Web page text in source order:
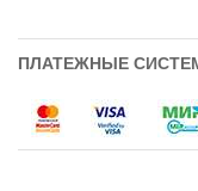
ПЛАТЕЖНЫЕ